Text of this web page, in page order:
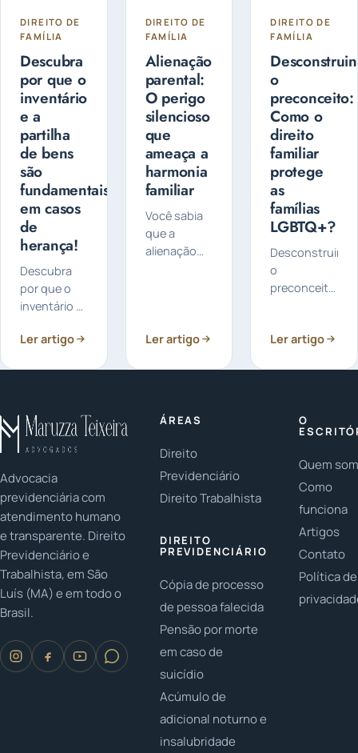
DIREITO DE
FAMÍLIA
Descubra
por que o
inventário
e a
partilha
de bens
são
fundamentais
em casos
de
herança!
Descubra
por que o
inventário e
bens são
Você já
parou para
pensar na
Ler artigo
DIREITO DE
FAMÍLIA
Alienação
parental:
O perigo
silencioso
que
ameaça a
harmonia
familiar
Você sabia
que a
alienação
pode afetar
entre pais e
fundamental
Ler artigo
DIREITO DE
FAMÍLIA
o
preconceito:
Como o
direito
familiar
protege
as
famílias
LGBTQ+?
Desconstruindo
o
preconceito:
familiar
LGBTQ+ têm
Ler artigo
Advocacia
previdenciária com
atendimento humano
e transparente. Direito
Previdenciário e
Trabalhista, em São
Luís (MA) e em todo o
Brasil.
ÁREAS
Direito
Previdenciário
Direito Trabalhista
DIREITO
PREVIDENCIÁRIO
Cópia de processo
de pessoa falecida
Pensão por morte
em caso de
suicídio
Acúmulo de
adicional noturno e
insalubridade
O
Quem
Como
funciona
Artigos
Contato
Política de